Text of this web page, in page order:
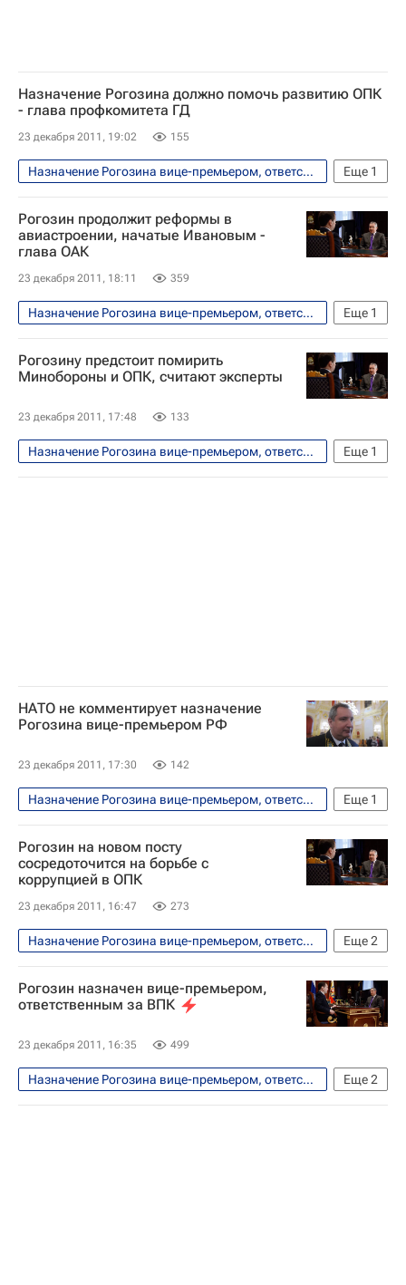
Назначение Рогозина должно помочь развитию ОПК
- глава профкомитета ГД
23 декабря 2011, 19:02 155
Еще 1
Назначение Рогозина вице-премьером, ответственным за ВПК
Безопасность
Рогозин продолжит реформы в
авиастроении, начатые Ивановым -
глава ОАК
23 декабря 2011, 18:11 359
Еще 1
Назначение Рогозина вице-премьером, ответственным за ВПК
Безопасность
Рогозину предстоит помирить
Минобороны и ОПК, считают эксперты
23 декабря 2011, 17:48 133
Еще 1
Назначение Рогозина вице-премьером, ответственным за ВПК
Безопасность
НАТО не комментирует назначение
Рогозина вице-премьером РФ
23 декабря 2011, 17:30 142
Еще 1
Назначение Рогозина вице-премьером, ответственным за ВПК
В мире
Рогозин на новом посту
сосредоточится на борьбе с
коррупцией в ОПК
23 декабря 2011, 16:47 273
Еще2
Назначение Рогозина вице-премьером, ответственным за ВПК
Политика
Безопасность
Рогозин назначен вице-премьером,
ответственным за ВПК
23 декабря 2011, 16:35 499
Еще2
Назначение Рогозина вице-премьером, ответственным за ВПК
Политика
Безопасность